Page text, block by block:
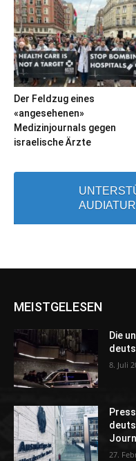
Der Feldzug eines
«angesehenen»
Medizinjournals gegen
israelische Ärzte
MEISTGELESEN
Die
8. Juli
27.